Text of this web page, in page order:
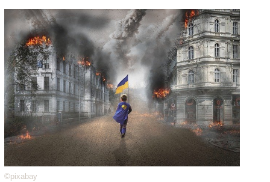
©pixabay